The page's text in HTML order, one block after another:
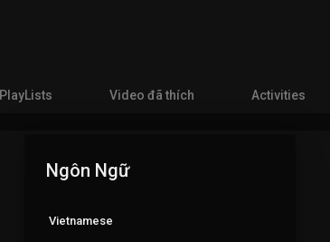
PlayLists Video đã thích Activities
Ngôn Ngữ
Vietnamese